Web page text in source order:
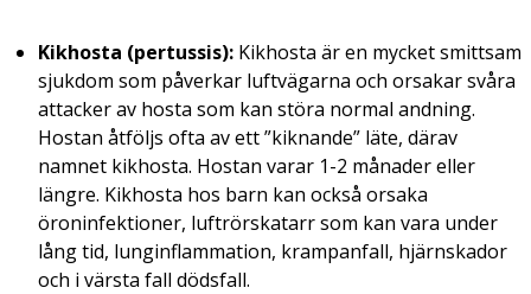
Kikhosta (pertussis): Kikhosta är en mycket smittsam
sjukdom som påverkar luftvägarna och orsakar svåra
attacker av hosta som kan störa normal andning.
Hostan åtföljs ofta av ett ”kiknande” läte, därav
namnet kikhosta. Hostan varar 1-2 månader eller
längre. Kikhosta hos barn kan också orsaka
öroninfektioner, luftrörskatarr som kan vara under
lång tid, lunginflammation, krampanfall, hjärnskador
och i värsta fall dödsfall.